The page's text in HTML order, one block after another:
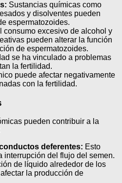
Sustancias químicas como
y disolventes pueden
espermatozoides.
consumo excesivo de alcohol y
pueden alterar la función
de espermatozoides.
se ha vinculado a problemas
la fertilidad.
puede afectar negativamente
con la fertilidad.
pueden contribuir a la
deferentes: Esto
interrupción del flujo del semen.
de líquido alrededor de los
la producción de